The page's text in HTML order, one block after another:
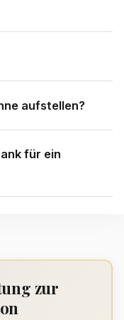
aufstellen?
für ein
zur